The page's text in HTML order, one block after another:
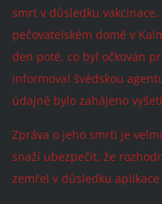
smrt v důsledku
pečovatelském domě v
den poté, co byl očkován
informoval švédskou
údajně bylo zahájeno
Zpráva o jeho smrti je
snaží ubezpečit, že
zemřel v důsledku aplikace